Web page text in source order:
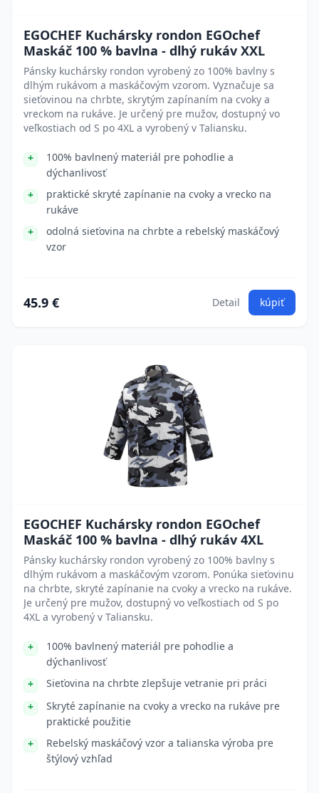
EGOCHEF Kuchársky rondon EGOchef
Maskáč 100 % bavlna - dlhý rukáv XXL
Pánsky kuchársky rondon vyrobený zo 100% bavlny s
dlhým rukávom a maskáčovým vzorom. Vyznačuje sa
sieťovinou na chrbte, skrytým zapínaním na cvoky a
vreckom na rukáve. Je určený pre mužov, dostupný vo
veľkostiach od S po 4XL a vyrobený v Taliansku.
100% bavlnený materiál pre pohodlie a
dýchanlivosť
praktické skryté zapínanie na cvoky a vrecko na
rukáve
odolná sieťovina na chrbte a rebelský maskáčový
vzor
45.9 € Detail kúpiť
EGOCHEF Kuchársky rondon EGOchef
Maskáč 100 % bavlna - dlhý rukáv 4XL
Pánsky kuchársky rondon vyrobený zo 100% bavlny s
dlhým rukávom a maskáčovým vzorom. Ponúka sieťovinu
na chrbte, skryté zapínanie na cvoky a vrecko na rukáve.
Je určený pre mužov, dostupný vo veľkostiach od S po
4XL a vyrobený v Taliansku.
100% bavlnený materiál pre pohodlie a
dýchanlivosť
Sieťovina na chrbte zlepšuje vetranie pri práci
Skryté zapínanie na cvoky a vrecko na rukáve pre
praktické použitie
Rebelský maskáčový vzor a talianska výroba pre
štýlový vzhľad